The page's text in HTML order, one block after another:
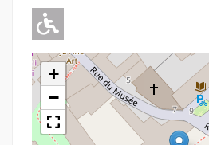
Adapté pour
+
−